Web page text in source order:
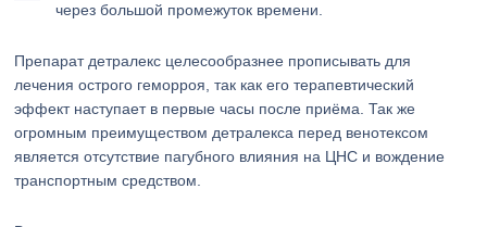
через большой промежуток времени.
Препарат детралекс целесообразнее прописывать для
лечения острого геморроя, так как его терапевтический
эффект наступает в первые часы после приёма. Так же
огромным преимуществом детралекса перед венотексом
является отсутствие пагубного влияния на ЦНС и вождение
транспортным средством.